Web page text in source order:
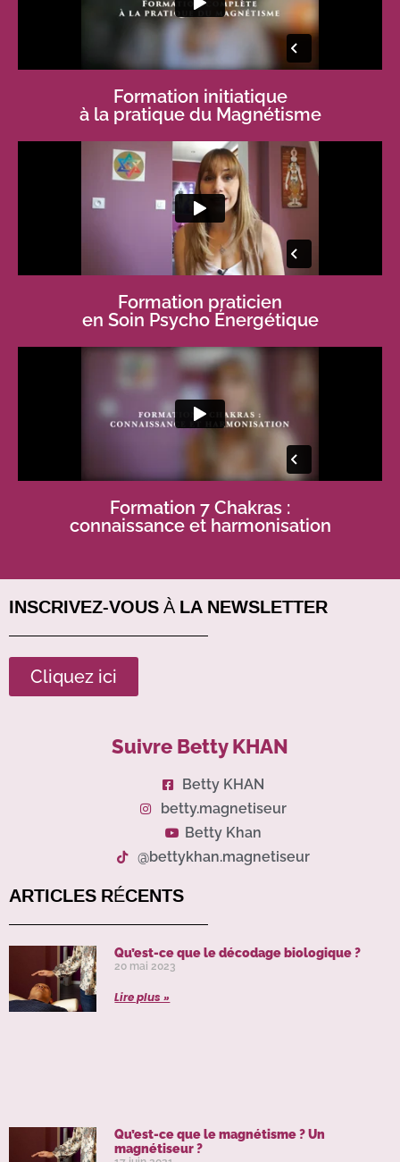
Formation initiatique
à la pratique du Magnétisme
Formation praticien
en Soin Psycho Énergétique
Formation 7 Chakras :
connaissance et harmonisation
INSCRIVEZ-VOUS À LA NEWSLETTER
Cliquez ici
Suivre Betty KHAN
Betty KHAN
betty.magnetiseur
Betty Khan
@bettykhan.magnetiseur
ARTICLES RÉCENTS
Qu’est-ce que le décodage biologique ?
20 mai 2023
Lire plus »
Qu’est-ce que le magnétisme ? Un
magnétiseur ?